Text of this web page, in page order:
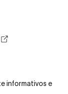
informativos e